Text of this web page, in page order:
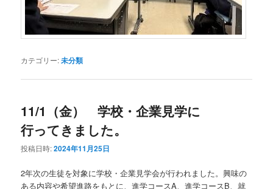
カテゴリー:未分類
11/1（金） 学校・企業見学に
行ってきました。
投稿日時:2024年11月25日
2年次の生徒を対象に学校・企業見学会が行われました。興味の
ある内容や希望進路をもとに、進学コースA、進学コースB、就